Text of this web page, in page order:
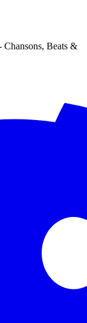
Chansons, Beats &